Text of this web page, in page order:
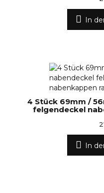
In
4 Stück 69mm /
felgendeckel
In